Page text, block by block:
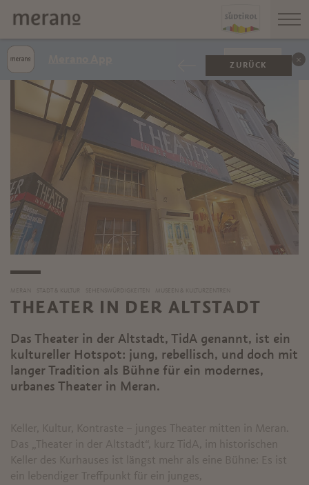
ZURÜCK
MERAN STADT & KULTUR SEHENSWÜRDIGKEITEN MUSEEN & KULTURZENTREN
THEATER IN DER ALTSTADT
Das Theater in der Altstadt, TidA genannt, ist ein
kultureller Hotspot: jung, rebellisch, und doch mit
langer Tradition als Bühne für ein modernes,
urbanes Theater in Meran.
Keller, Kultur, Kontraste – junges Theater mitten in Meran.
Das „Theater in der Altstadt“, kurz TidA, im historischen
Keller des Kurhauses ist längst mehr als eine Bühne: Es ist
ein lebendiger Treffpunkt für ein junges,
ANZEIGEN